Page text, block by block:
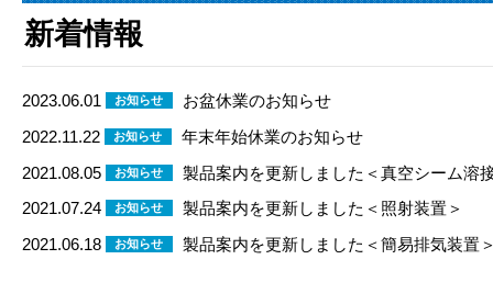
新着情報
2023.06.01 お知らせ
お盆休業のお知らせ
2022.11.22
お知らせ
年末年始休業のお知らせ
2021.08.05
お知らせ
製品案内を更新しました＜真空シーム溶
2021.07.24
お知らせ
製品案内を更新しました＜照射装置＞
2021.06.18
お知らせ 製品案内を更新しました＜簡易排気装置